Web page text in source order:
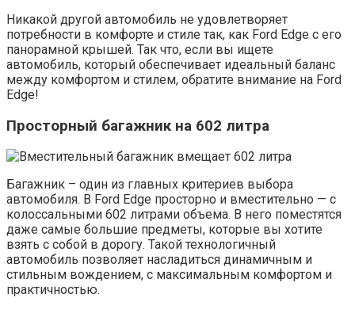
Никакой другой автомобиль не удовлетворяет
потребности в комфорте и стиле так, как Ford Edge с его
панорамной крышей. Так что, если вы ищете
автомобиль, который обеспечивает идеальный баланс
между комфортом и стилем, обратите внимание на Ford
Edge!
Просторный багажник на 602 литра
Багажник – один из главных критериев выбора
автомобиля. В Ford Edge просторно и вместительно — с
колоссальными 602 литрами объема. В него поместятся
даже самые большие предметы, которые вы хотите
взять с собой в дорогу. Такой технологичный
автомобиль позволяет насладиться динамичным и
стильным вождением, с максимальным комфортом и
практичностью.